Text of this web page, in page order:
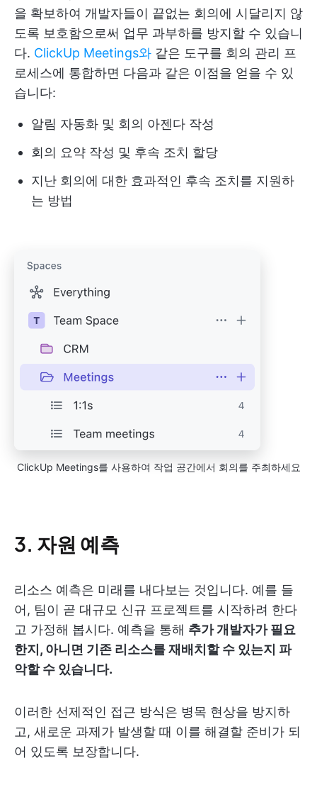
을 확보하여 개발자들이 끝없는 회의에 시달리지 않
도록 보호함으로써 업무 과부하를 방지할 수 있습니
다. ClickUp Meetings와 같은 도구를 회의 관리 프
로세스에 통합하면 다음과 같은 이점을 얻을 수 있
습니다:
알림 자동화 및 회의 아젠다 작성
회의 요약 작성 및 후속 조치 할당
지난 회의에 대한 효과적인 후속 조치를 지원하
는 방법
ClickUp Meetings를 사용하여 작업 공간에서 회의를 주최하세요
3. 자원 예측
리소스 예측은 미래를 내다보는 것입니다. 예를 들
어, 팀이 곧 대규모 신규 프로젝트를 시작하려 한다
고 가정해 봅시다. 예측을 통해 추가 개발자가 필요
한지, 아니면 기존 리소스를 재배치할 수 있는지 파
악할 수 있습니다.
이러한 선제적인 접근 방식은 병목 현상을 방지하
고, 새로운 과제가 발생할 때 이를 해결할 준비가 되
어 있도록 보장합니다.